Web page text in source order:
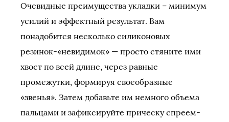
Очевидные преимущества укладки – минимум
усилий и эффектный результат. Вам
понадобится несколько силиконовых
резинок-«невидимок» — просто стяните ими
хвост по всей длине, через равные
промежутки, формируя своеобразные
«звенья». Затем добавьте им немного объема
пальцами и зафиксируйте прическу спреем-